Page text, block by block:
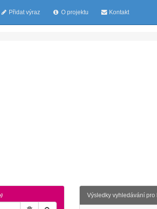
Přidat výraz O projektu Kontakt
Výsledky vyhledávání pro